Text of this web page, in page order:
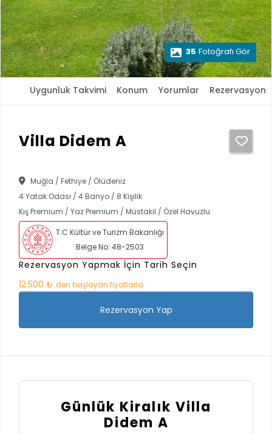
35 Fotoğrafı Gör
Uygunluk Takvimi Konum Yorumlar Rezervasyon
Villa Didem A
Muğla / Fethiye / Ölüdeniz
4 Yatak Odası / 4 Banyo / 8 Kişilik
Kış Premium / Yaz Premium / Müstakil / Özel Havuzlu
T.C Kültür ve Turizm Bakanlığı
Belge No: 48-2503
Rezervasyon Yapmak İçin Tarih Seçin
12.500 ₺ den başlayan fiyatlarla
Rezervasyon Yap
Günlük Kiralık Villa
Didem A